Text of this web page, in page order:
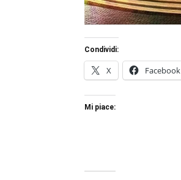
Condividi:
X Facebook
Mi piace: